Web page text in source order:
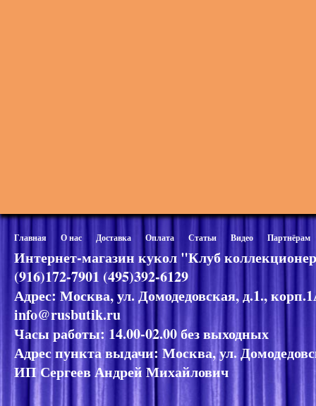
Главная О нас Доставка Оплата Статьи Видео Партнёрам
Интернет-магазин кукол "Клуб
(916)172-7901 (495)392-6129
Адрес: Москва, ул. Домодедовская, д.1.,
info@rusbutik.ru
Часы работы: 14.00-02.00 без выходных
Адрес пункта выдачи: Москва, ул.
ИП Сергеев Андрей Михайлович